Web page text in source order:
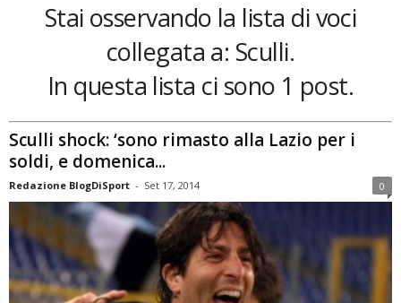
Stai osservando la lista di voci
collegata a: Sculli.
In questa lista ci sono 1 post.
Sculli shock: ‘sono rimasto alla Lazio per i
soldi, e domenica...
Redazione BlogDiSport - Set 17, 2014 0